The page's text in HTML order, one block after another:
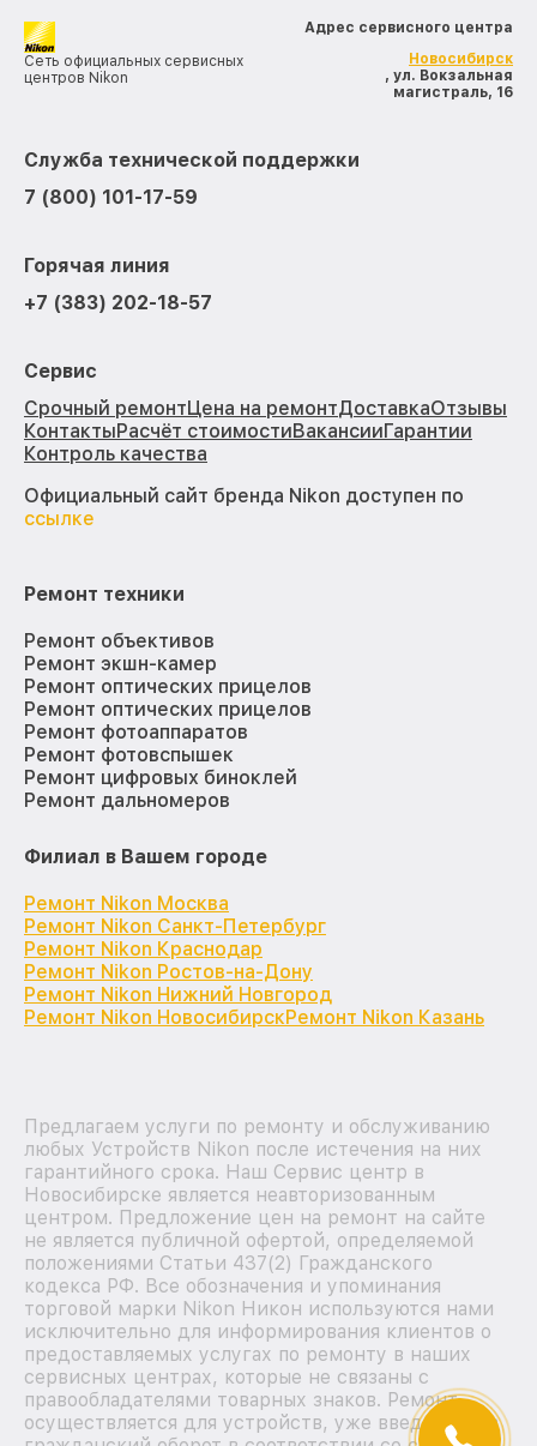
Сеть официальных сервисных
центров Nikon
Адрес сервисного центра
Новосибирск
, ул. Вокзальная
магистраль, 16
Служба технической поддержки
7 (800) 101-17-59
Горячая линия
+7 (383) 202-18-57
Сервис
Срочный ремонтЦена на ремонтДоставкаОтзывы
КонтактыРасчёт стоимостиВакансииГарантии
Контроль качества
Официальный сайт бренда Nikon доступен по
ссылке
Ремонт техники
Ремонт объективов
Ремонт экшн-камер
Ремонт оптических прицелов
Ремонт оптических прицелов
Ремонт фотоаппаратов
Ремонт фотовспышек
Ремонт цифровых биноклей
Ремонт дальномеров
Филиал в Вашем городе
Ремонт Nikon Москва
Ремонт Nikon Санкт-Петербург
Ремонт Nikon Краснодар
Ремонт Nikon Ростов-на-Дону
Ремонт Nikon Нижний Новгород
Ремонт Nikon НовосибирскРемонт Nikon Казань
Предлагаем услуги по ремонту и обслуживанию
любых Устройств Nikon после истечения на них
гарантийного срока. Наш Сервис центр в
Новосибирске является неавторизованным
центром. Предложение цен на ремонт на сайте
не является публичной офертой, определяемой
положениями Статьи 437(2) Гражданского
кодекса РФ. Все обозначения и упоминания
торговой марки Nikon Никон используются нами
исключительно для информирования клиентов о
предоставляемых услугах по ремонту в наших
сервисных центрах, которые не связаны с
правообладателями товарных знаков. Ремонт
осуществляется для устройств, уже введенных в